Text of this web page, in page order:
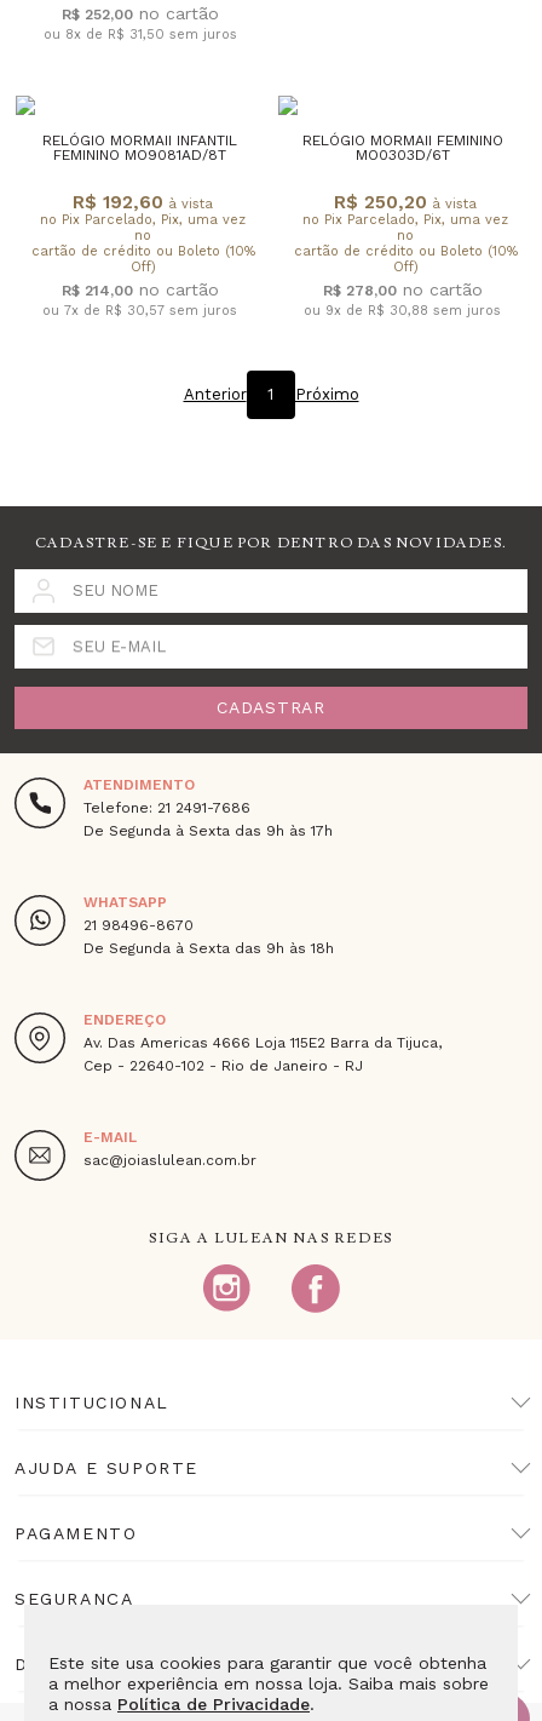
Este site usa cookies para garantir que você obtenha
a melhor experiência em nossa loja. Saiba mais sobre
a nossa Política de Privacidade.
R$ 252,00
ou 8x de R$ 31,50 sem juros
RELÓGIO MORMAII INFANTIL
FEMININO MO9081AD/8T
R$ 192,60 à vista
no Pix Parcelado, Pix, uma vez
no
cartão de crédito ou Boleto (10%
Off)
R$ 214,00
ou 7x de R$ 30,57 sem juros
RELÓGIO MORMAII FEMININO
MO0303D/6T
R$ 250,20 à vista
no Pix Parcelado, Pix, uma vez
no
cartão de crédito ou Boleto (10%
Off)
R$ 278,00
ou 9x de R$ 30,88 sem juros
Anterior 1 Próximo
CADASTRE-SE E FIQUE POR DENTRO DAS NOVIDADES.
SEU NOME
SEU E-MAIL
CADASTRAR
ATENDIMENTO
Telefone: 21 2491-7686
De Segunda à Sexta das 9h às 17h
WHATSAPP
21 98496-8670
De Segunda à Sexta das 9h às 18h
ENDEREÇO
Av. Das Americas 4666 Loja 115E2 Barra da Tijuca,
Cep - 22640-102 - Rio de Janeiro - RJ
E-MAIL
sac@joiaslulean.com.br
SIGA A LULEAN NAS REDES
INSTITUCIONAL
AJUDA E SUPORTE
PAGAMENTO
SEGURANÇA
DESENVOLVIMENTO